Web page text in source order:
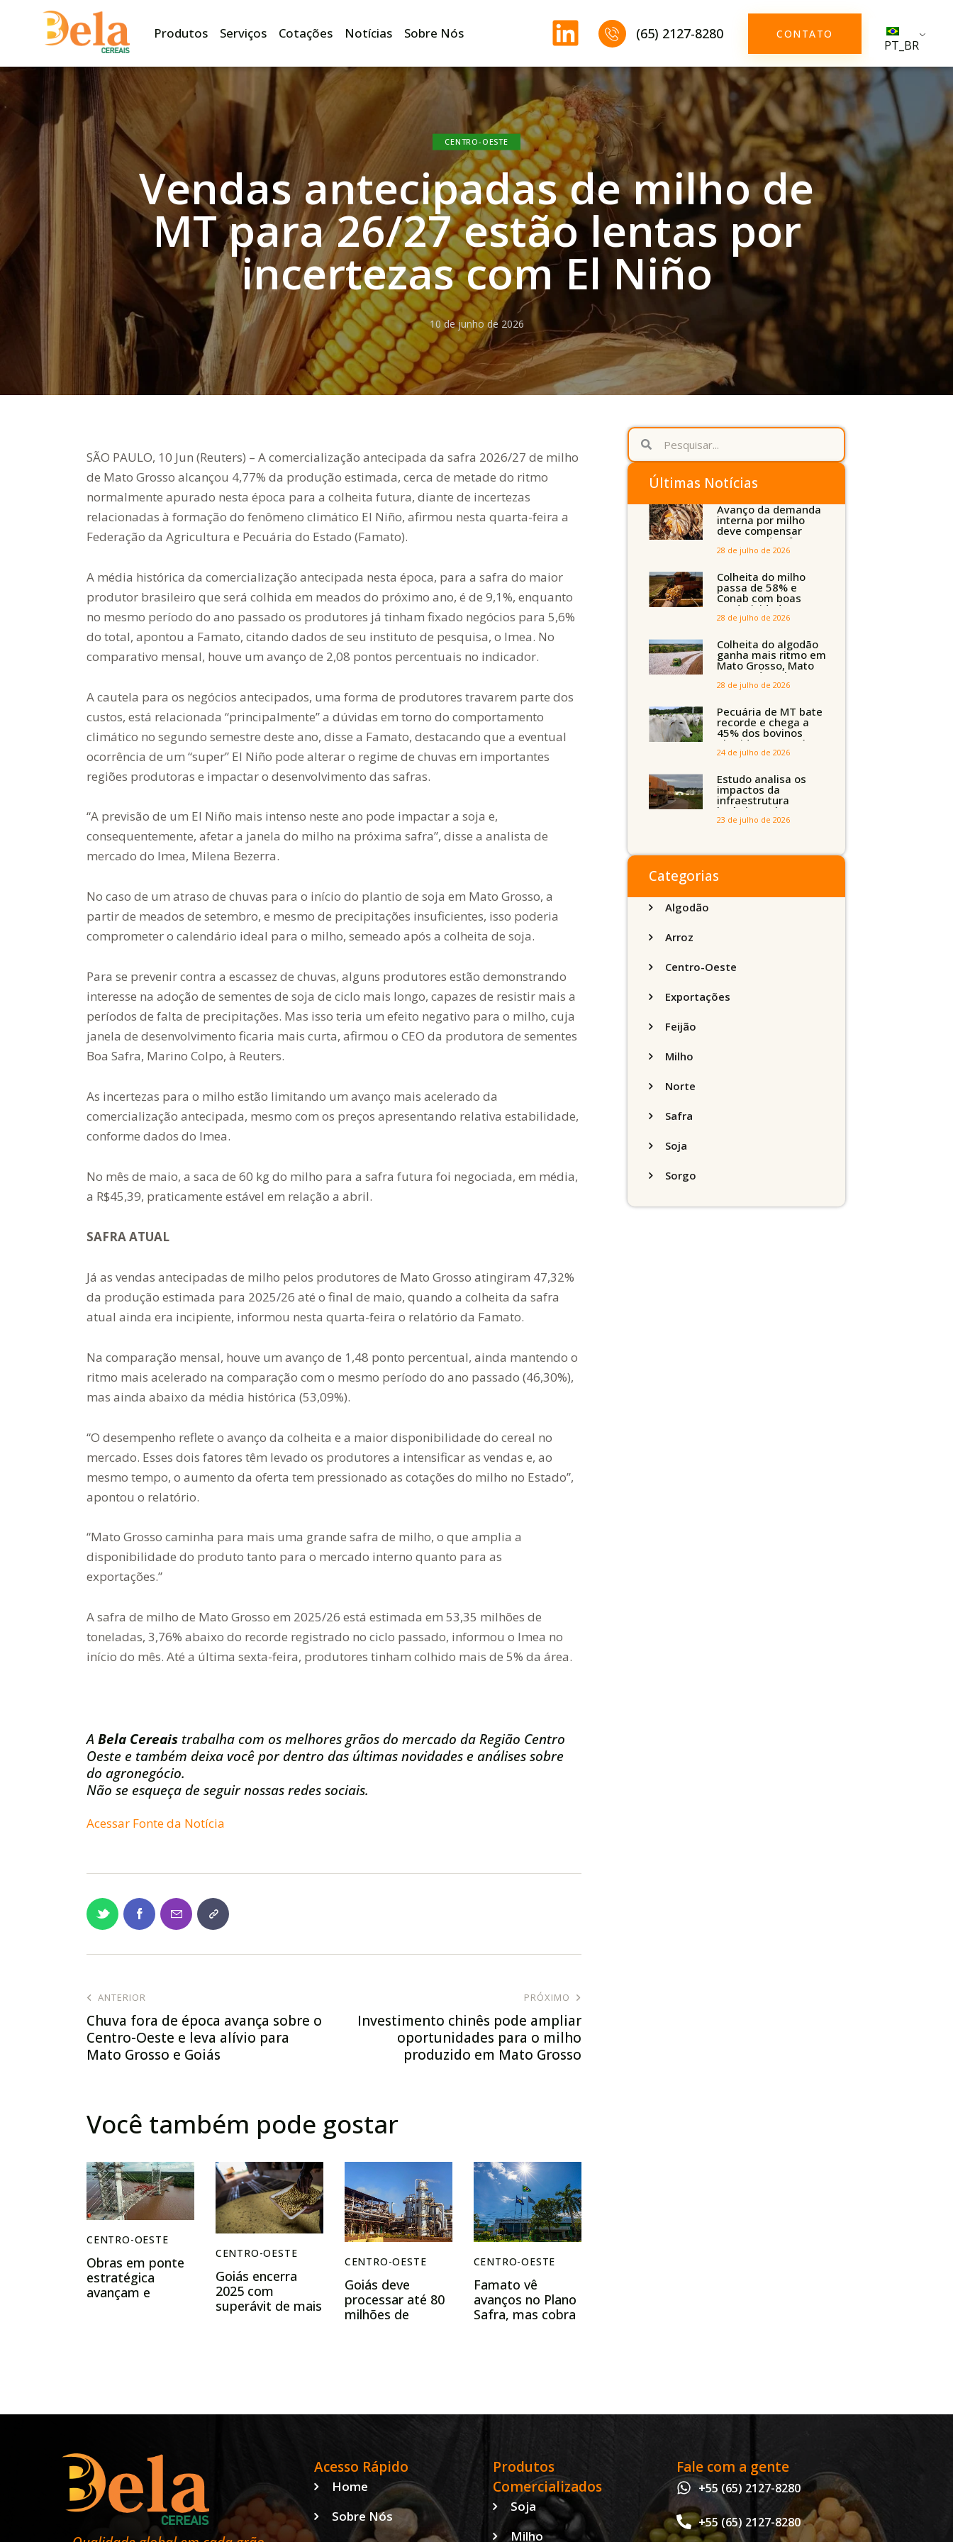
Produtos Serviços Cotações Notícias Sobre Nós (65) 2127-8280 CONTATO
PT_BR
CENTRO-OESTE
Vendas antecipadas de milho de
MT para 26/27 estão lentas por
incertezas com El Niño
10 de junho de 2026
SÃO PAULO, 10 Jun (Reuters) – A comercialização antecipada da safra 2026/27 de milho
de Mato Grosso alcançou 4,77% da produção estimada, cerca de metade do ritmo
normalmente apurado nesta época para a colheita futura, diante de incertezas
relacionadas à formação do fenômeno climático El Niño, afirmou nesta quarta-feira a
Federação da Agricultura e Pecuária do Estado (Famato).
A média histórica da comercialização antecipada nesta época, para a safra do maior
produtor brasileiro que será colhida em meados do próximo ano, é de 9,1%, enquanto
no mesmo período do ano passado os produtores já tinham fixado negócios para 5,6%
do total, apontou a Famato, citando dados de seu instituto de pesquisa, o Imea. No
comparativo mensal, houve um avanço de 2,08 pontos percentuais no indicador.
A cautela para os negócios antecipados, uma forma de produtores travarem parte dos
custos, está relacionada “principalmente” a dúvidas em torno do comportamento
climático no segundo semestre deste ano, disse a Famato, destacando que a eventual
ocorrência de um “super” El Niño pode alterar o regime de chuvas em importantes
regiões produtoras e impactar o desenvolvimento das safras.
“A previsão de um El Niño mais intenso neste ano pode impactar a soja e,
consequentemente, afetar a janela do milho na próxima safra”, disse a analista de
mercado do Imea, Milena Bezerra.
No caso de um atraso de chuvas para o início do plantio de soja em Mato Grosso, a
partir de meados de setembro, e mesmo de precipitações insuficientes, isso poderia
comprometer o calendário ideal para o milho, semeado após a colheita de soja.
Para se prevenir contra a escassez de chuvas, alguns produtores estão demonstrando
interesse na adoção de sementes de soja de ciclo mais longo, capazes de resistir mais a
períodos de falta de precipitações. Mas isso teria um efeito negativo para o milho, cuja
janela de desenvolvimento ficaria mais curta, afirmou o CEO da produtora de sementes
Boa Safra, Marino Colpo, à Reuters.
As incertezas para o milho estão limitando um avanço mais acelerado da
comercialização antecipada, mesmo com os preços apresentando relativa estabilidade,
conforme dados do Imea.
No mês de maio, a saca de 60 kg do milho para a safra futura foi negociada, em média,
a R$45,39, praticamente estável em relação a abril.
SAFRA ATUAL
Já as vendas antecipadas de milho pelos produtores de Mato Grosso atingiram 47,32%
da produção estimada para 2025/26 até o final de maio, quando a colheita da safra
atual ainda era incipiente, informou nesta quarta-feira o relatório da Famato.
Na comparação mensal, houve um avanço de 1,48 ponto percentual, ainda mantendo o
ritmo mais acelerado na comparação com o mesmo período do ano passado (46,30%),
mas ainda abaixo da média histórica (53,09%).
“O desempenho reflete o avanço da colheita e a maior disponibilidade do cereal no
mercado. Esses dois fatores têm levado os produtores a intensificar as vendas e, ao
mesmo tempo, o aumento da oferta tem pressionado as cotações do milho no Estado”,
apontou o relatório.
“Mato Grosso caminha para mais uma grande safra de milho, o que amplia a
disponibilidade do produto tanto para o mercado interno quanto para as
exportações.”
A safra de milho de Mato Grosso em 2025/26 está estimada em 53,35 milhões de
toneladas, 3,76% abaixo do recorde registrado no ciclo passado, informou o Imea no
início do mês. Até a última sexta-feira, produtores tinham colhido mais de 5% da área.
A Bela Cereais trabalha com os melhores grãos do mercado da Região Centro
Oeste e também deixa você por dentro das últimas novidades e análises sobre
do agronegócio.
Não se esqueça de seguir nossas redes sociais.
Acessar Fonte da Notícia
ANTERIOR
Chuva fora de época avança sobre o
Centro-Oeste e leva alívio para
Mato Grosso e Goiás
PRÓXIMO
Investimento chinês pode ampliar
oportunidades para o milho
produzido em Mato Grosso
Você também pode gostar
CENTRO-OESTE
Obras em ponte
estratégica
avançam e
CENTRO-OESTE
Goiás encerra
2025 com
superávit de mais
CENTRO-OESTE
Goiás deve
processar até 80
milhões de
CENTRO-OESTE
Famato vê
avanços no Plano
Safra, mas cobra
Últimas Notícias
Avanço da demanda
interna por milho
deve compensar
aumento da oferta
com safra recorde
aponta Imea
28 de julho de 2026
Colheita do milho
passa de 58% e
Conab com boas
produtividades em
Mato Grosso, mas
Tocantins, Maranhão
e Piauí
28 de julho de 2026
Colheita do algodão
ganha mais ritmo em
Mato Grosso, Mato
Grosso do Sul e
Maranhão
28 de julho de 2026
Pecuária de MT bate
recorde e chega a
45% dos bovinos
abatidos com até 24
meses
24 de julho de 2026
Estudo analisa os
impactos da
infraestrutura
logística sobre a
produção agrícola de
23 de julho de 2026
Categorias
Algodão
Arroz
Centro-Oeste
Exportações
Feijão
Milho
Norte
Safra
Soja
Sorgo
Acesso Rápido
Home
Sobre Nós
Produtos
Comercializados
Soja
Milho
Fale com a gente
+55 (65) 2127-8280
+55 (65) 2127-8280